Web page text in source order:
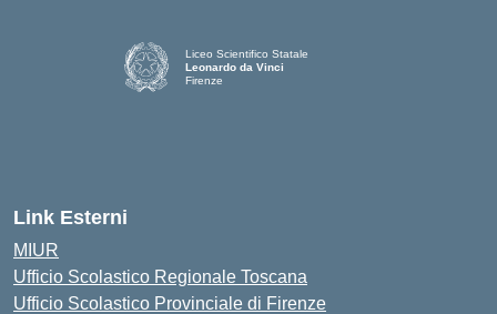
Liceo Scientifico Statale
Leonardo da Vinci
Firenze
Link Esterni
MIUR
Ufficio Scolastico Regionale Toscana
Ufficio Scolastico Provinciale di Firenze